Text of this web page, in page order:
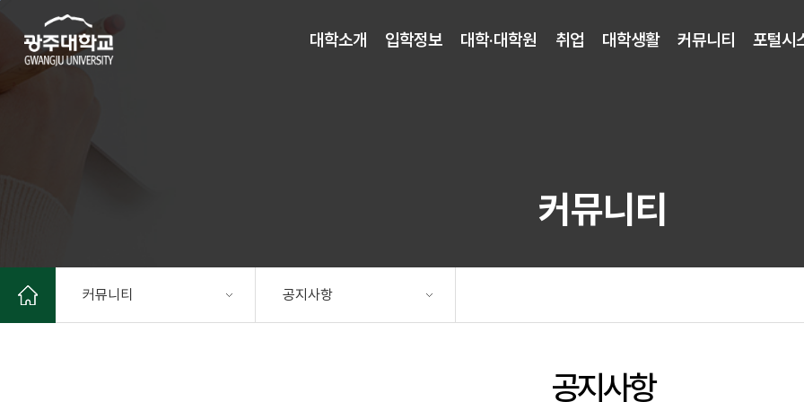
대학소개 입학정보 대학·대학원 취업 대학생활 커뮤니티 포털시
커뮤니티
커뮤니티 공지사항
공지사항